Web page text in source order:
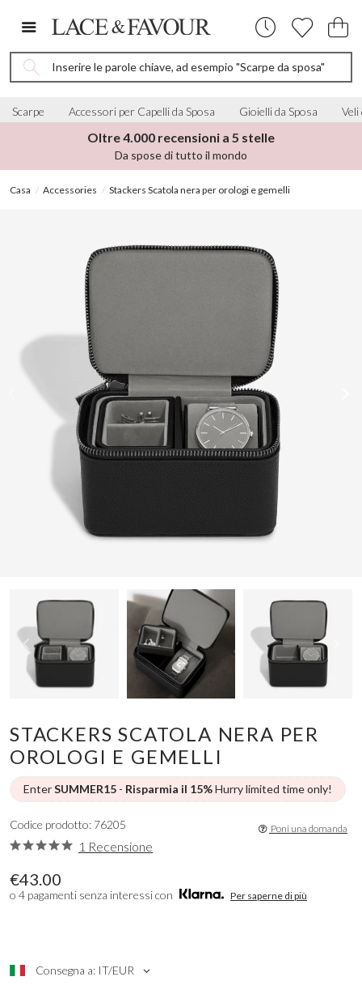
Inserire le parole chiave, ad esempio "Scarpe da sposa"
Scarpe Accessori per Capelli da Sposa Gioielli da Sposa Veli
Oltre 4.000 recensioni a 5 stelle
Da spose di tutto il mondo
Casa Accessories Stackers Scatola nera per orologi e gemelli
STACKERS SCATOLA NERA PER
OROLOGI E GEMELLI
EnterSUMMER15 - Risparmia il 15%Hurry limited time only!
€43.00
o 4 pagamenti senza interessi con Per saperne di più
Consegna a: IT/EUR
Codice prodotto: 76205
1 Recensione
Poni una domanda